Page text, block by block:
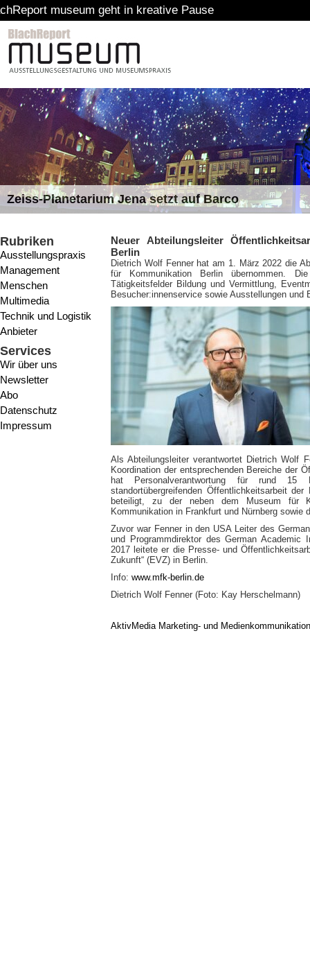
geht in kreative Pause
Zeiss-Planetarium Jena setzt auf Barco
Rubriken
Ausstellungspraxis
Management
Menschen
Multimedia
Technik und Logistik
Anbieter
Services
Wir über uns
Newsletter
Abo
Datenschutz
Impressum
Neuer Abteilungsleiter
Berlin
Dietrich Wolf Fenner hat am 1. März 2022 die
für Kommunikation Berlin übernommen.
Tätigkeitsfelder Bildung und Vermittlung,
Besucher:innenservice sowie Ausstellungen und
Als Abteilungsleiter verantwortet Dietrich Wolf
Koordination der entsprechenden Bereiche der
hat Personalverantwortung für rund
standortübergreifenden Öffentlichkeitsarbeit
beteiligt, zu der neben dem Museum für
Kommunikation in Frankfurt und Nürnberg sowie
Zuvor war Fenner in den USA Leiter des
und Programmdirektor des German Academic
2017 leitete er die Presse- und
Zukunft“ (EVZ) in Berlin.
Info: www.mfk-berlin.de
Dietrich Wolf Fenner (Foto: Kay Herschelmann)
AktivMedia Marketing- und